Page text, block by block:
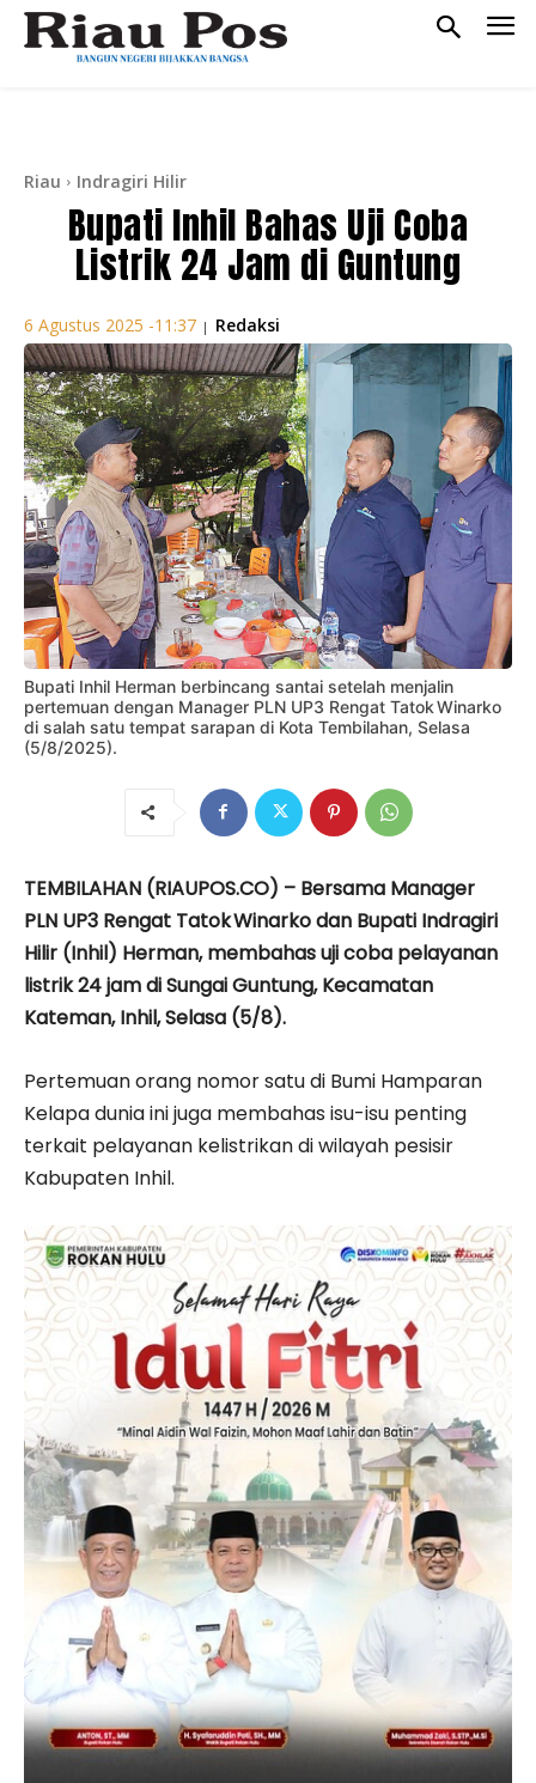
Riau Indragiri Hilir
Bupati Inhil Bahas Uji Coba
Listrik 24 Jam di Guntung
6 Agustus 2025 -11:37 | Redaksi
Bupati Inhil Herman berbincang santai setelah menjalin
pertemuan dengan Manager PLN UP3 Rengat Tatok Winarko
di salah satu tempat sarapan di Kota Tembilahan, Selasa
(5/8/2025).
TEMBILAHAN (RIAUPOS.CO) – Bersama Manager
PLN UP3 Rengat Tatok Winarko dan Bupati Indragiri
Hilir (Inhil) Herman, membahas uji coba pelayanan
listrik 24 jam di Sungai Guntung, Kecamatan
Kateman, Inhil, Selasa (5/8).
Pertemuan orang nomor satu di Bumi Hamparan
Kelapa dunia ini juga membahas isu-isu penting
terkait pelayanan kelistrikan di wilayah pesisir
Kabupaten Inhil.